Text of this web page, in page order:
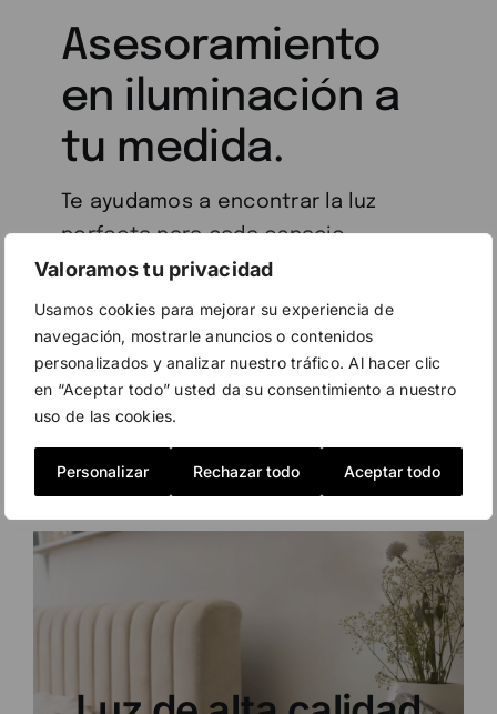
Valoramos tu privacidad
Usamos cookies para mejorar su experiencia de
navegación, mostrarle anuncios o contenidos
personalizados y analizar nuestro tráfico. Al hacer clic
en “Aceptar todo” usted da su consentimiento a nuestro
uso de las cookies.
Personalizar Rechazar todo Aceptar todo
Asesoramiento
en iluminación a
Te ayudamos a encontrar la luz
combinando diseño, confort y